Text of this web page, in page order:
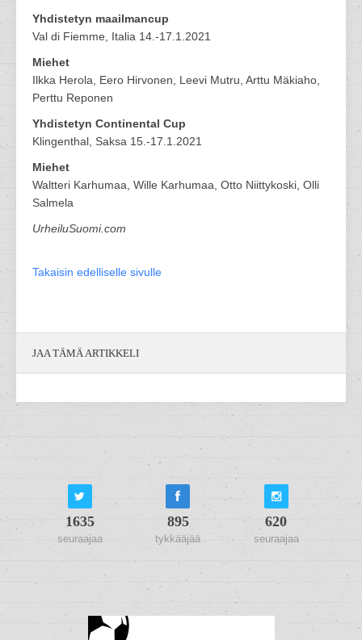
Yhdistetyn maailmancup
Val di Fiemme, Italia 14.-17.1.2021
Miehet
Ilkka Herola, Eero Hirvonen, Leevi Mutru, Arttu Mäkiaho,
Perttu Reponen
Yhdistetyn Continental Cup
Klingenthal, Saksa 15.-17.1.2021
Miehet
Waltteri Karhumaa, Wille Karhumaa, Otto Niittykoski, Olli
Salmela
UrheiluSuomi.com
Takaisin edelliselle sivulle
JAA TÄMÄ ARTIKKELI
1635
seuraajaa
895
tykkääjää
620
seuraajaa